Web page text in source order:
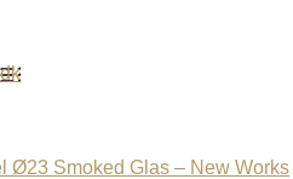
Ø23 Smoked Glas – New Works